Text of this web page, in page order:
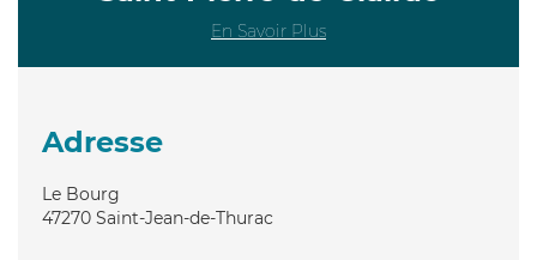
En Savoir Plus
Adresse
Le Bourg
47270 Saint-Jean-de-Thurac